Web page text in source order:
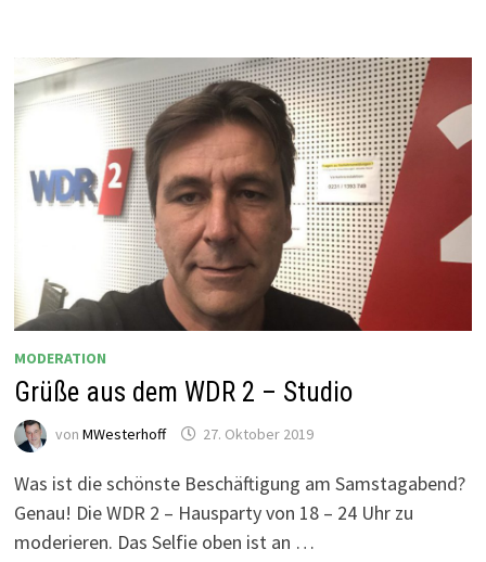
MODERATION
Grüße aus dem WDR 2 – Studio
von MWesterhoff 27. Oktober 2019
Was ist die schönste Beschäftigung am Samstagabend?
Genau! Die WDR 2 – Hausparty von 18 – 24 Uhr zu
moderieren. Das Selfie oben ist an …